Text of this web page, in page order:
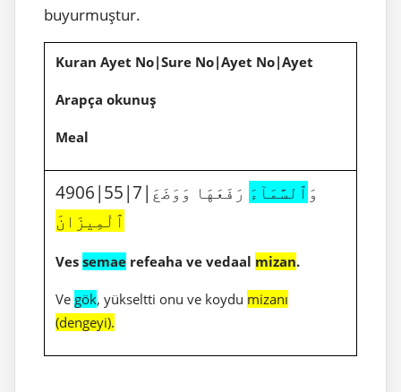
buyurmuştur.
Kuran Ayet No|Sure No|Ayet No|Ayet
Arapça okunuş
Meal
4906|55|7|وَ ٱلسَّمَآءَ رَفَعَهَا وَوَضَعَ
ٱلْمِيزَانَ
Ves semae refeaha ve vedaal mizan.
Ve gök, yükseltti onu ve koydu mizanı
(dengeyi).